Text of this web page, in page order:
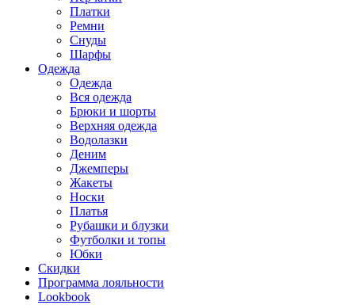
Платки
Ремни
Снуды
Шарфы
Одежда
Одежда
Вся одежда
Брюки и шорты
Верхняя одежда
Водолазки
Деним
Джемперы
Жакеты
Носки
Платья
Рубашки и блузки
Футболки и топы
Юбки
Скидки
Программа лояльности
Lookbook